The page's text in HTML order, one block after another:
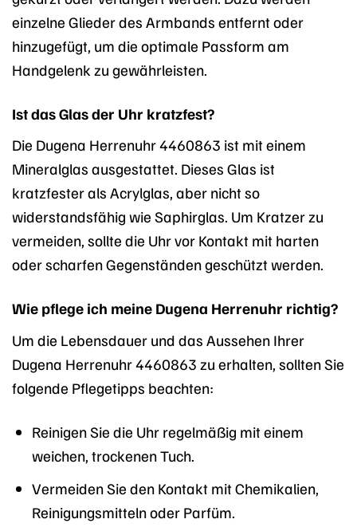
einzelne Glieder des Armbands entfernt oder
hinzugefügt, um die optimale Passform am
Handgelenk zu gewährleisten.
Ist das Glas der Uhr kratzfest?
Die Dugena Herrenuhr 4460863 ist mit einem
Mineralglas ausgestattet. Dieses Glas ist
kratzfester als Acrylglas, aber nicht so
widerstandsfähig wie Saphirglas. Um Kratzer zu
vermeiden, sollte die Uhr vor Kontakt mit harten
oder scharfen Gegenständen geschützt werden.
Wie pflege ich meine Dugena Herrenuhr richtig?
Um die Lebensdauer und das Aussehen Ihrer
Dugena Herrenuhr 4460863 zu erhalten, sollten Sie
folgende Pflegetipps beachten:
Reinigen Sie die Uhr regelmäßig mit einem
weichen, trockenen Tuch.
Vermeiden Sie den Kontakt mit Chemikalien,
Reinigungsmitteln oder Parfüm.